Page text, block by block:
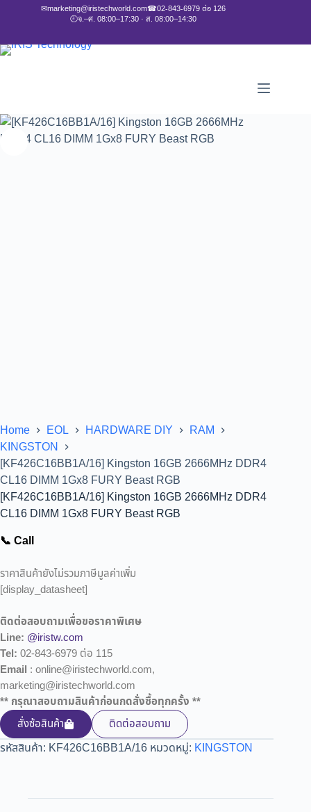
✉marketing@iristechworld.com☎02-843-6979 ต่อ 126
🕘จ.–ศ. 08:00–17:30 · ส. 08:00–14:30
Home EOL HARDWARE DIY
RAM
KINGSTON
[KF426C16BB1A/16] Kingston 16GB 2666MHz DDR4
CL16 DIMM 1Gx8 FURY Beast RGB
[KF426C16BB1A/16] Kingston 16GB 2666MHz DDR4
CL16 DIMM 1Gx8 FURY Beast RGB
📞 Call
ราคาสินค้ายังไม่รวมภาษีมูลค่าเพิ่ม
[display_datasheet]
ติดต่อสอบถามเพื่อขอราคาพิเศษ
Line: @iristw.com
Tel: 02-843-6979 ต่อ 115
Email : online@iristechworld.com,
marketing@iristechworld.com
** กรุณาสอบถามสินค้าก่อนกดสั่งซื้อทุกครั้ง **
สั่งซ้อสินค้า
ติดต่อสอบถาม
รหัสสินค้า: KF426C16BB1A/16 หมวดหมู่: KINGSTON